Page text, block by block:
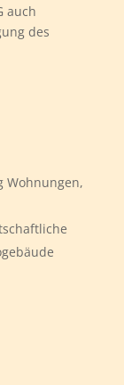
auch
des
Wohnungen,